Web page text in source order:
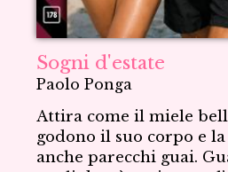
Sogni d'estate
Paolo Ponga
Attira come il miele
godono il suo corpo e
anche parecchi guai.